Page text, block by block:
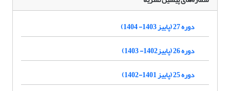
دوره 27 (پاییز 1403- 1404)
دوره 26 (پاییز1402- 1403)
دوره 25 (پاییز 1401-1402)